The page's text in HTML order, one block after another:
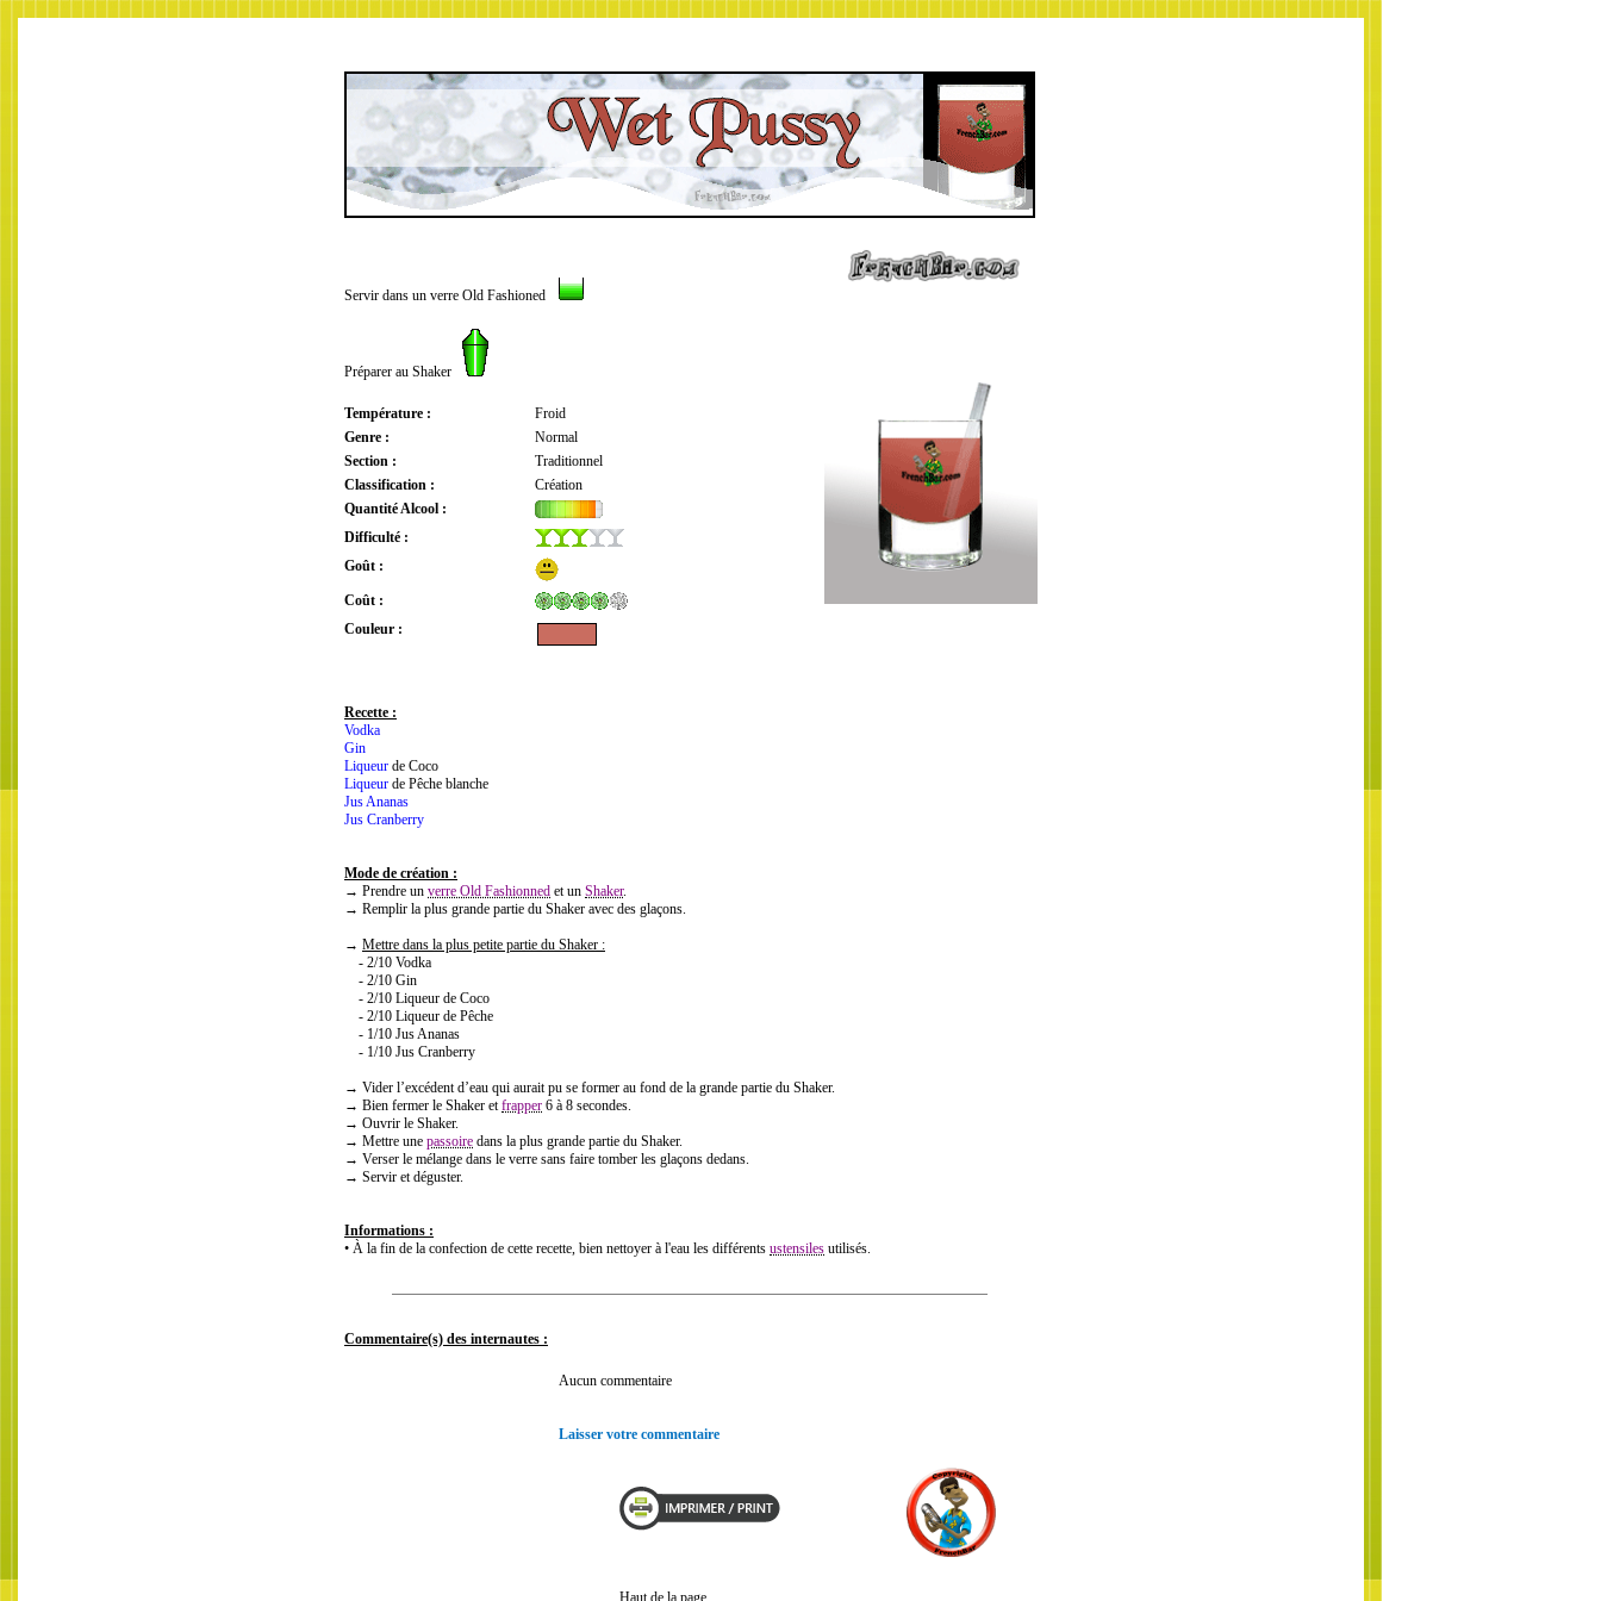
Servir dans un verre Old Fashioned
Préparer au Shaker
Température :
Froid
Genre :
Normal
Section :
Traditionnel
Classification :
Création
Quantité Alcool :
Difficulté :
Goût :
Coût :
Couleur :
Recette :
Vodka
Gin
Liqueur de Coco
Liqueur de Pêche blanche
Jus Ananas
Jus Cranberry
Mode de création :
→ Prendre un verre Old Fashionned et un Shaker.
→ Remplir la plus grande partie du Shaker avec des glaçons.
→ Mettre dans la plus petite partie du Shaker :
- 2/10 Vodka
- 2/10 Gin
- 2/10 Liqueur de Coco
- 2/10 Liqueur de Pêche
- 1/10 Jus Ananas
- 1/10 Jus Cranberry
→ Vider l’excédent d’eau qui aurait pu se former au fond de la grande partie du Shaker.
→ Bien fermer le Shaker etfrapper 6 à 8 secondes.
→ Ouvrir le Shaker.
→ Mettre une passoire dans la plus grande partie du Shaker.
→ Verser le mélange dans le verre sans faire tomber les glaçons dedans.
→ Servir et déguster.
Informations :
• À la fin de la confection de cette recette, bien nettoyer à l'eau les différents ustensiles utilisés.
Commentaire(s) des internautes :
Aucun commentaire
Laisser votre commentaire
Haut de la page